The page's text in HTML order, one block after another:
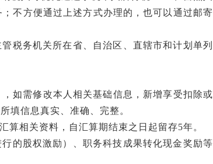
不方便通过上述方式办理的，也可以通过邮寄
税务机关所在省、自治区、直辖市和计划单列
，如需修改本人相关基础信息，新增享受扣除或
填信息真实、准确、完整。
算相关资料，自汇算期结束之日起留存5年。
的股权激励）、职务科技成果转化现金奖励等